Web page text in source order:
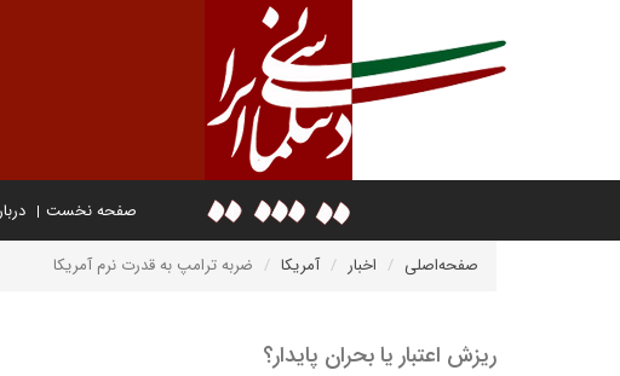
صفحه نخست
صفحه‌اصلی اخبار آمریکا ضربه ترامپ به قدرت نرم آمریکا
ریزش اعتبار یا بحران پایدار؟